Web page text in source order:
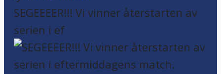
SEGEEEER!!! Vi vinner återstarten av
serien i ef